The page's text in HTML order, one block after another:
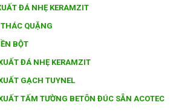
ĐÁ NHẸ KERAMZIT
QUẶNG
BỘT
ĐÁ NHẸ KERAMZIT
GẠCH TUYNEL
TẤM TƯỜNG BETÔN ĐÚC SẴN ACOTEC